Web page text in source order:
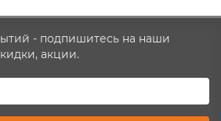
- подпишитесь на наши
акции.